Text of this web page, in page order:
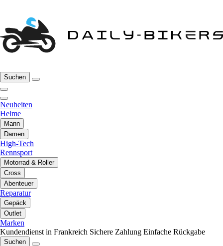
Suchen
Neuheiten
Helme
Mann
Damen
High-Tech
Rennsport
Motorrad & Roller
Cross
Abenteuer
Reparatur
Gepäck
Outlet
Marken
Kundendienst in Frankreich Sichere Zahlung Einfache Rückgabe
Suchen